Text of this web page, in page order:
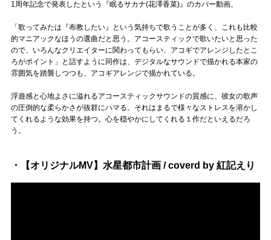
1周年記念で発表したという『眠るサカナ(花澤香菜)』のカバー動画。
「歌ってみたは『布教したい』という気持ちで歌うことが多く、これも比較
的マニアックなほうの選曲だと思う。アコースティックで歌いたいと思った
ので、いろんなクリエイターに関わってもらい、アコギでアレンジしたとこ
ろがポイント」と話すように同作は、デジタルなサウンドで描かれる本家の
雰囲気を踏襲しつつも、アコギアレンジで描かれている。
浮遊感と心地よさに溢れるアコースティックサウンドの質感に、彼女の歌声
の圧倒的な柔らかさが抜群にハマる。それはまるで様々なストレスを溶かし
てくれるような効果を持つ。心を穏やかにしてくれる１作だといえるだろ
う。
・【オリジナルMV】水星都市計画 / coverd by 紅記えり